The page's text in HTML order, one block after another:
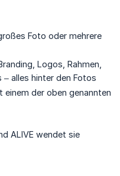
Foto oder mehrere
Logos, Rahmen,
alles hinter den Fotos
einem der oben genannten
ALIVE wendet sie